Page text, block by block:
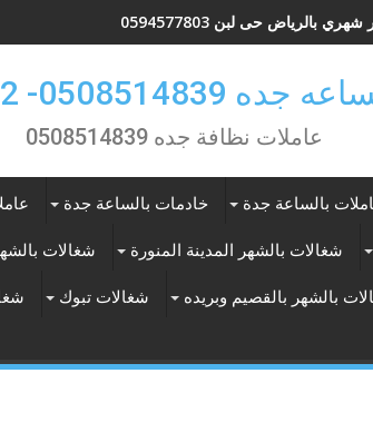
بالرياض حى لبن 0594577803
0557536152
عاملات نظافة جده 0508514839
بالساعة جدة خادمات بالساعة جدة
شغالات بالشهر المدينة المنورة شغالات
بالشهر بالقصيم وبريده شغالات تبوك